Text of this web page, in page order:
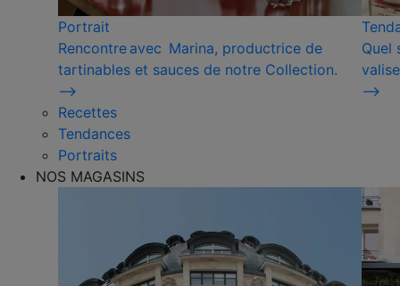
Portrait
Rencontre avec Marina, productrice de
tartinables et sauces de notre Collection.
⟶
Quel
⟶
Recettes
Tendances
Portraits
NOS MAGASINS